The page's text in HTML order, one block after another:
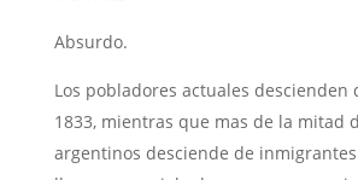
Absurdo.
Los pobladores actuales descienden
1833, mientras que mas de la mitad
argentinos desciende de